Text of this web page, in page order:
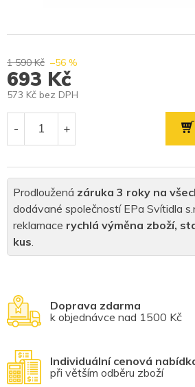
Doprava zdarma
k objednávce nad 1500 Kč
Individuální cenová
při větším odběru zboží
Prodloužená záruka 3 roky na
dodávané společností EPa Svítidla
reklamace rychlá výměna zboží,
kus.
1 590 Kč –56 %
693 Kč
573 Kč bez DPH